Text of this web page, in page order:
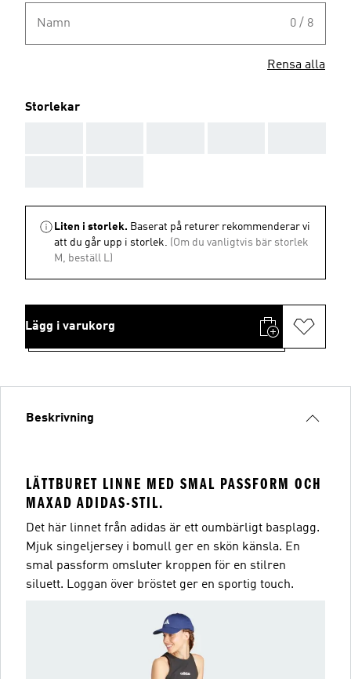
Namn 0 / 8
Rensa alla
Storlekar
Liten i storlek. Baserat på returer rekommenderar vi
att du går upp i storlek. (Om du vanligtvis bär storlek
M, beställ L)
Lägg i varukorg
Beskrivning
LÄTTBURET LINNE MED SMAL PASSFORM OCH
MAXAD ADIDAS-STIL.
Det här linnet från adidas är ett oumbärligt basplagg.
Mjuk singeljersey i bomull ger en skön känsla. En
smal passform omsluter kroppen för en stilren
siluett. Loggan över bröstet ger en sportig touch.